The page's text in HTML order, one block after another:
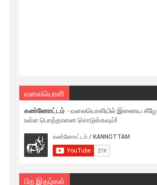
வலையொளி
கண்ணோட்டம் - வலையொளியில் இணைய கீழே
உள்ள பொத்தானை சொடுக்கவும்!
பிற இதழ்கள்